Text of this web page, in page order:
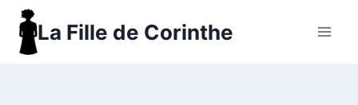
Aller
contenu
La Fille de Corinthe